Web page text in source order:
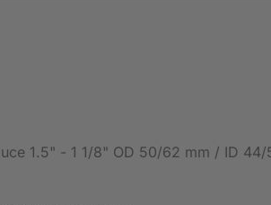
1.5" - 1 1/8" OD 50/62 mm / ID 44/